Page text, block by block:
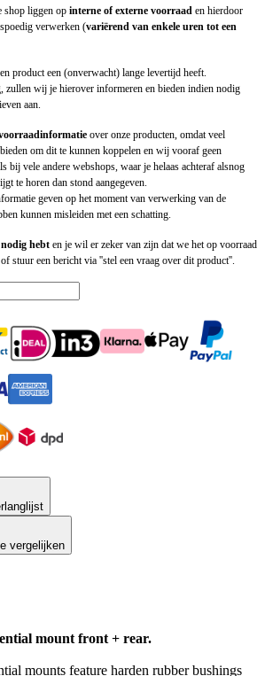
shop liggen op interne of externe voorraad en hierdoor
verwerken (variërend van enkele uren tot een
product een (onverwacht) lange levertijd heeft.
zullen wij je hierover informeren en bieden indien nodig
aan.
over onze producten, omdat veel
om dit te kunnen koppelen en wij vooraf geen
bij vele andere webshops, waar je helaas achteraf alsnog
te horen dan stond aangegeven.
geven op het moment van verwerking van de
kunnen misleiden met een schatting.
hebt en je wil er zeker van zijn dat we het op voorraad
stuur een bericht via ''stel een vraag over dit product''.
vergelijken
mount front + rear.
mounts feature harden rubber bushings